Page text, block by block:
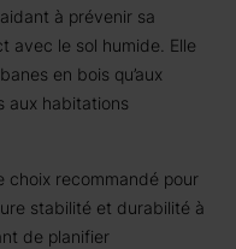
à prévenir sa
avec le sol humide. Elle
en bois qu’aux
aux habitations
choix recommandé pour
stabilité et durabilité à
de planifier